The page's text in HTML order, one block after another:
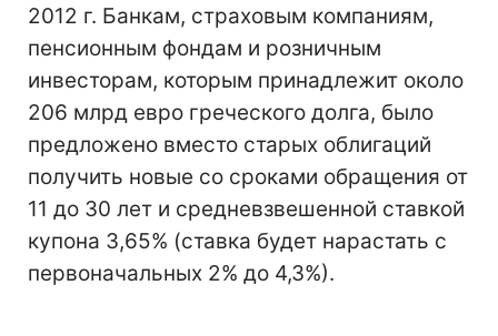
2012 г. Банкам, страховым компаниям,
пенсионным фондам и розничным
инвесторам, которым принадлежит около
206 млрд евро греческого долга, было
предложено вместо старых облигаций
получить новые со сроками обращения от
11 до 30 лет и средневзвешенной ставкой
купона 3,65% (ставка будет нарастать с
первоначальных 2% до 4,3%).